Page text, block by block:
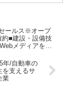
ールス※オープ
約■建設・設備技
メディアを展
年/自動車の
を支えるサ
業